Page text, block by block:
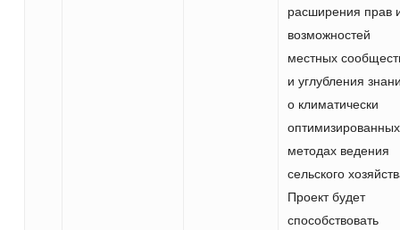
расширения прав
возможностей
местных
и углубления
о климатически
оптимизированных
методах ведения
сельского
Проект будет
способствовать